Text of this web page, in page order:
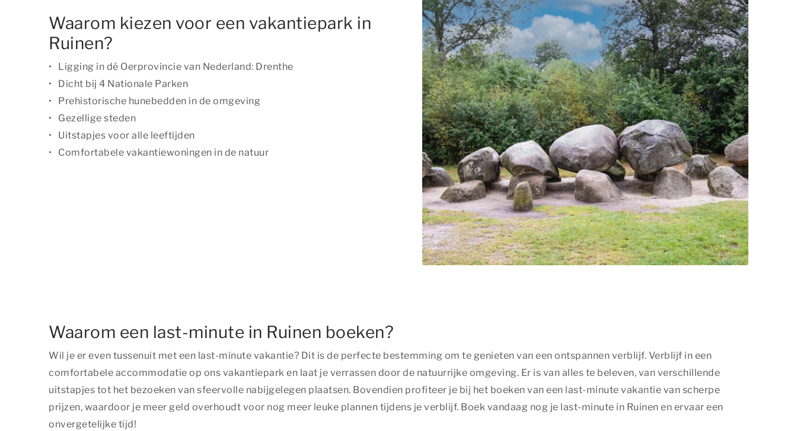
Waarom kiezen voor een vakantiepark in
Ruinen?
Ligging in dé Oerprovincie van Nederland: Drenthe
Dicht bij 4 Nationale Parken
Prehistorische hunebedden in de omgeving
Gezellige steden
Uitstapjes voor alle leeftijden
Comfortabele vakantiewoningen in de natuur
Waarom een last-minute in Ruinen boeken?
Wil je er even tussenuit met een last-minute vakantie? Dit is de perfecte bestemming om te genieten van een ontspannen verblijf. Verblijf in een
comfortabele accommodatie op ons vakantiepark en laat je verrassen door de natuurrijke omgeving. Er is van alles te beleven, van verschillende
uitstapjes tot het bezoeken van sfeervolle nabijgelegen plaatsen. Bovendien profiteer je bij het boeken van een last-minute vakantie van scherpe
prijzen, waardoor je meer geld overhoudt voor nog meer leuke plannen tijdens je verblijf. Boek vandaag nog je last-minute in Ruinen en ervaar een
onvergetelijke tijd!